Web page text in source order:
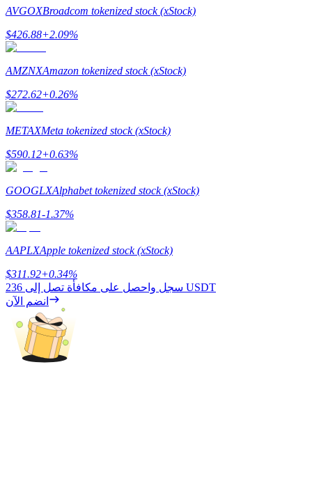
Deposit CASHCAT & Win
Register & Trade to Win 500,000 USDT
Precious Metals Trading Carnival
AVGOXBroadcom tokenized stock (xStock)
$426.88+2.09%
AMZNXAmazon tokenized stock (xStock)
$272.62+0.26%
METAXMeta tokenized stock (xStock)
$590.12+0.63%
GOOGLXAlphabet tokenized stock (xStock)
$358.81-1.37%
AAPLXApple tokenized stock (xStock)
$311.92+0.34%
سجل واحصل على مكافأة تصل إلى 236 USDT
انضم الآن